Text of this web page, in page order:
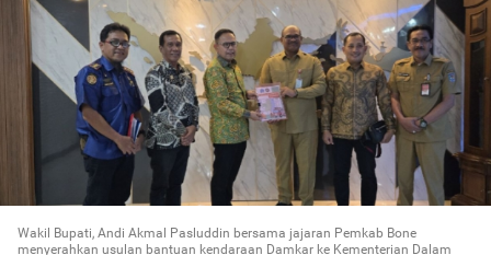
Wakil Bupati, Andi Akmal Pasluddin bersama jajaran Pemkab Bone
menyerahkan usulan bantuan kendaraan Damkar ke Kementerian Dalam